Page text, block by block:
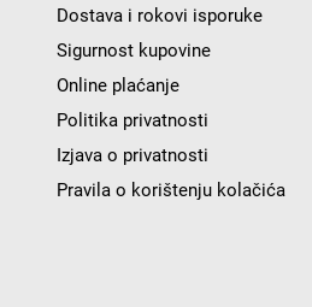
Dostava i rokovi isporuke
Sigurnost kupovine
Online plaćanje
Politika privatnosti
Izjava o privatnosti
Pravila o korištenju kolačića